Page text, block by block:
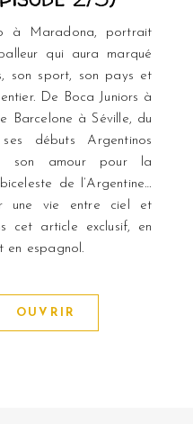
à Maradona, portrait
qui aura marqué
son sport, son pays et
De Boca Juniors à
Barcelone à Séville, du
débuts Argentinos
son amour pour la
de l’Argentine…
une vie entre ciel et
cet article exclusif, en
en espagnol.
OUVRIR